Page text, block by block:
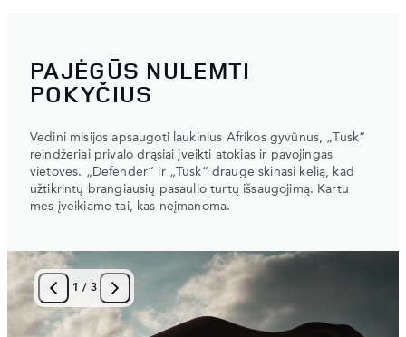
PAJĖGŪS NULEMTI
POKYČIUS
Vedini misijos apsaugoti laukinius Afrikos gyvūnus, „Tusk“
reindžeriai privalo drąsiai įveikti atokias ir pavojingas
vietoves. „Defender“ ir „Tusk“ drauge skinasi kelią, kad
užtikrintų brangiausių pasaulio turtų išsaugojimą. Kartu
mes įveikiame tai, kas neįmanoma.
1 / 3